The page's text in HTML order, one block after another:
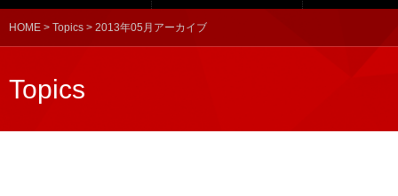
HOME > Topics > 2013年05月アーカイブ
Topics